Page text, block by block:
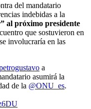
del mandatario
indebidas a la
al próximo presidente
que sostuvieron en
involucraría en las
a
asumirá la
de la @ONU_es.